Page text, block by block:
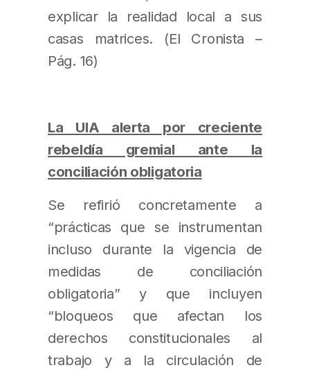
explicar la realidad local a sus
casas matrices. (El Cronista –
Pág. 16)
La UIA alerta por creciente
rebeldía gremial ante la
conciliación obligatoria
Se refirió concretamente a
“prácticas que se instrumentan
incluso durante la vigencia de
medidas de conciliación
obligatoria” y que incluyen
“bloqueos que afectan los
derechos constitucionales al
trabajo y a la circulación de